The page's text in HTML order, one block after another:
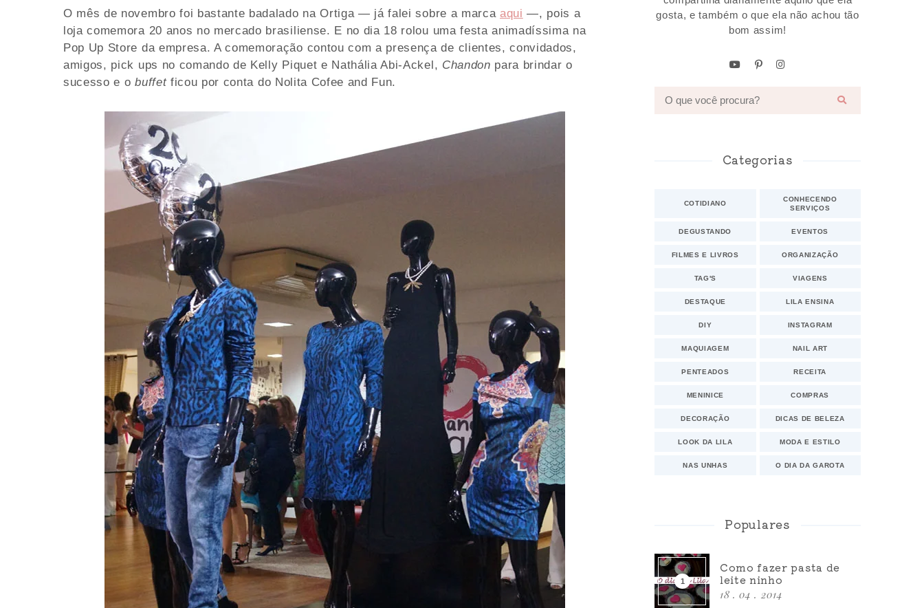
O mês de novembro foi bastante badalado na Ortiga — já falei sobre a marca aqui —, pois a
loja comemora 20 anos no mercado brasiliense. E no dia 18 rolou uma festa animadíssima na
Pop Up Store da empresa. A comemoração contou com a presença de clientes, convidados,
amigos, pick ups no comando de Kelly Piquet e Nathália Abi-Ackel, Chandon para brindar o
sucesso e obuffetficou por conta do Nolita Cofee and Fun.
gosta, e também o que ela não achou tão
bom assim!
Categorias
COTIDIANO
CONHECENDO
SERVIÇOS
DEGUSTANDO EVENTOS
FILMES E LIVROS ORGANIZAÇÃO
TAG'S VIAGENS
DESTAQUE LILA ENSINA
DIY INSTAGRAM
MAQUIAGEM NAIL ART
PENTEADOS RECEITA
MENINICE COMPRAS
DECORAÇÃO DICAS DE BELEZA
LOOK DA LILA MODA E ESTILO
NAS UNHAS O DIA DA GAROTA
Populares
Como fazer pasta de
leite ninho
18 . 04 . 2014